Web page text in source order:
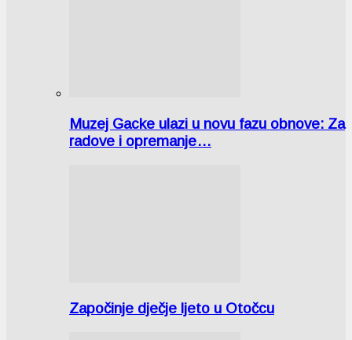
Muzej Gacke ulazi u novu fazu obnove: Za
radove i opremanje…
Započinje dječje ljeto u Otočcu